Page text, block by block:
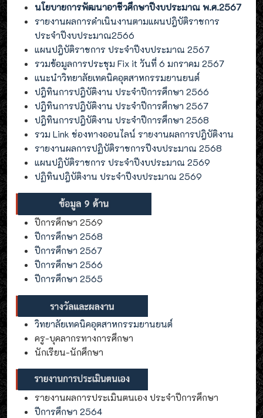
นโยบายการพัฒนาอาชีวศึกษาปีงบประมาณ พ.ศ.2567
รายงานผลการดำเนินงานตามแผนปฎิบัติราชการ
ประจำปีงบประมาณ2566
แผนปฎิบัติราชการ ประจำปีงบประมาณ 2567
รวมข้อมูลการประชุม Fix it วันที่ 6 มกราคม 2567
แนะนำวิทยาลัยเทคนิคอุตสาหกรรมยานยนต์
ปฎิทินการปฎิบัติงาน ประจำปีการศึกษา 2566
ปฎิทินการปฎิบัติงาน ประจำปีการศึกษา 2567
ปฎิทินการปฎิบัติงาน ประจำปีการศึกษา 2568
รวม Link ช่องทางออนไลน์ รายงานผลการปฎิบัติงาน
รายงานผลการปฏิบัติราชการปีงบประมาณ 2568
แผนปฏิบัติราชการ ประจำปีงบประมาณ 2569
ปฏิทินปฎิบัติงาน ประจำปีงบประมาณ 2569
ปีการศึกษา 2569
ปีการศึกษา 2568
ปีการศึกษา 2567
ปีการศึกษา 2566
ปีการศึกษา 2565
วิทยาลัยเทคนิคอุตสาหกรรมยานยนต์
ครู-บุคลากรทางการศึกษา
นักเรียน-นักศึกษา
รายงานผลการประเมินตนเอง ประจำปีการศึกษา
ปีการศึกษา 2564